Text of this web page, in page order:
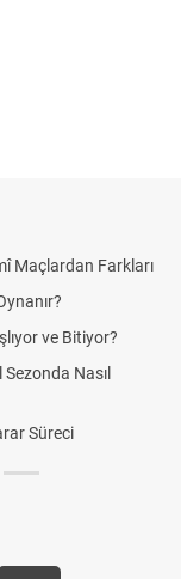
Maçlardan Farkları
ve Bitiyor?
Nasıl
Süreci